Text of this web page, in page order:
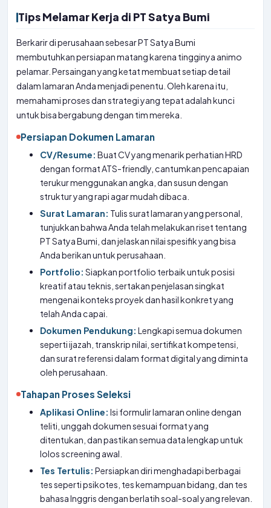
Tips Melamar Kerja di PT Satya Bumi
Berkarir di perusahaan sebesar PT Satya Bumi
membutuhkan persiapan matang karena tingginya animo
pelamar. Persaingan yang ketat membuat setiap detail
dalam lamaran Anda menjadi penentu. Oleh karena itu,
memahami proses dan strategi yang tepat adalah kunci
untuk bisa bergabung dengan tim mereka.
Persiapan Dokumen Lamaran
CV/Resume: Buat CV yang menarik perhatian HRD
dengan format ATS-friendly, cantumkan pencapaian
terukur menggunakan angka, dan susun dengan
struktur yang rapi agar mudah dibaca.
Surat Lamaran: Tulis surat lamaran yang personal,
tunjukkan bahwa Anda telah melakukan riset tentang
PT Satya Bumi, dan jelaskan nilai spesifik yang bisa
Anda berikan untuk perusahaan.
Portfolio: Siapkan portfolio terbaik untuk posisi
kreatif atau teknis, sertakan penjelasan singkat
mengenai konteks proyek dan hasil konkret yang
telah Anda capai.
Dokumen Pendukung: Lengkapi semua dokumen
seperti ijazah, transkrip nilai, sertifikat kompetensi,
dan surat referensi dalam format digital yang diminta
oleh perusahaan.
Tahapan Proses Seleksi
Aplikasi Online: Isi formulir lamaran online dengan
teliti, unggah dokumen sesuai format yang
ditentukan, dan pastikan semua data lengkap untuk
lolos screening awal.
Tes Tertulis: Persiapkan diri menghadapi berbagai
tes seperti psikotes, tes kemampuan bidang, dan tes
bahasa Inggris dengan berlatih soal-soal yang relevan.